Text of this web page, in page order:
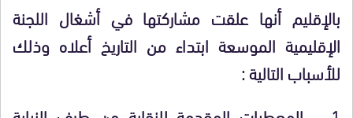
بالإقليم أنها علقت مشاركتها في أشغال اللجنة
الإقليمية الموسعة ابتداء من التاريخ أعلاه وذلك
للأسباب التالية :